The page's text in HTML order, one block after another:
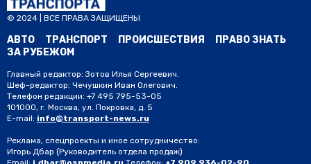
© 2024 | ВСЕ ПРАВА ЗАЩИЩЕНЫ
АВТО ТРАНСПОРТ ПРОИСШЕСТВИЯ
ПРАВО ЗНАТЬ
ЗА РУБЕЖОМ
Главный редактор: Зотов Илья Сергеевич.
Шеф-редактор: Чечушкин Иван Олегович.
Телефон редакции: +7 495 795-53-05
101000, г. Москва, ул. Покровка, д. 5
E-mail: info@transport-news.ru
Реклама, спецпроекты и иное сотрудничество:
Игорь Дбар (Руководитель отдела продаж)